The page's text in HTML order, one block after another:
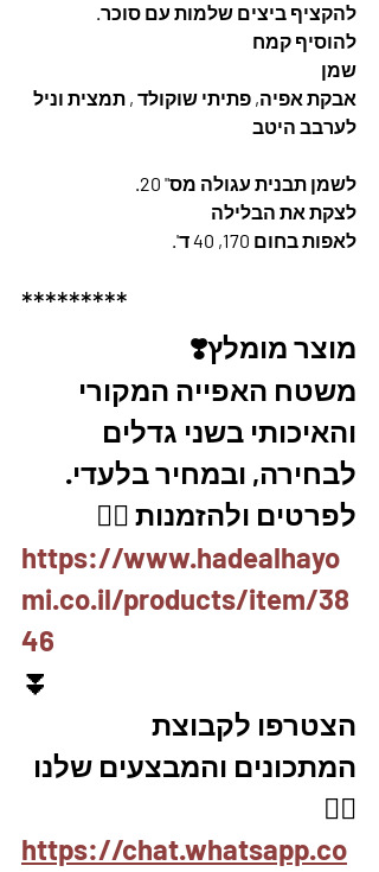
להקציף ביצים שלמות עם סוכר.
להוסיף קמח
שמן
אבקת אפיה, פתיתי שוקולד , תמצית וניל
לערבב היטב
לשמן תבנית עגולה מס" 20.
לצקת את הבלילה
לאפות בחום 170, 40 ד'.
*********
מוצר מומלץ❣️
משטח האפייה המקורי
והאיכותי בשני גדלים
לבחירה, ובמחיר בלעדי.
לפרטים ולהזמנות 👇🏼
https://www.hadealhayo
mi.co.il/products/item/38
46
⏬
הצטרפו לקבוצת
המתכונים והמבצעים שלנו
👇🏽
https://chat.whatsapp.co